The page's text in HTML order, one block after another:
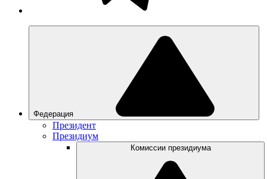
Федерация
Президент
Президиум
Комиссии президиума